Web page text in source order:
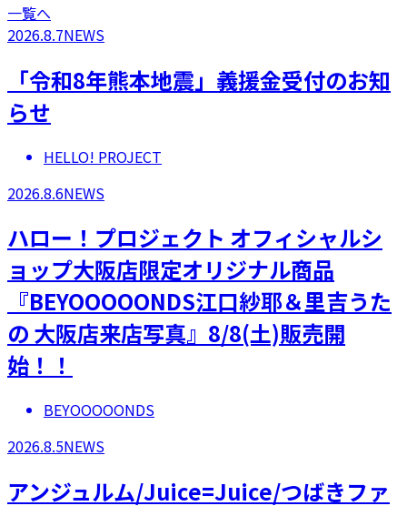
一覧へ
2026.8.7NEWS
「令和8年熊本地震」義援金受付のお知
らせ
HELLO! PROJECT
2026.8.6NEWS
ハロー！プロジェクト オフィシャルシ
ョップ大阪店限定オリジナル商品
『BEYOOOOONDS江口紗耶＆里吉うた
の 大阪店来店写真』8/8(土)販売開
始！！
BEYOOOOONDS
2026.8.5NEWS
アンジュルム/Juice=Juice/つばきファ